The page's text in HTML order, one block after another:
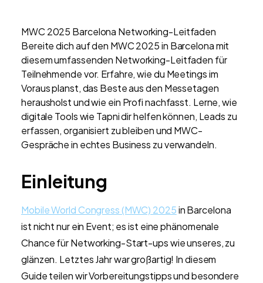
MWC 2025 Barcelona Networking-Leitfaden
Bereite dich auf den MWC 2025 in Barcelona mit
diesem umfassenden Networking-Leitfaden für
Teilnehmende vor. Erfahre, wie du Meetings im
Voraus planst, das Beste aus den Messetagen
herausholst und wie ein Profi nachfasst. Lerne, wie
digitale Tools wie Tapni dir helfen können, Leads zu
erfassen, organisiert zu bleiben und MWC-
Gespräche in echtes Business zu verwandeln.
Einleitung
Mobile World Congress (MWC) 2025in Barcelona
ist nicht nur ein Event; es ist eine phänomenale
Chance für Networking-Start-ups wie unseres, zu
glänzen. Letztes Jahr war großartig! In diesem
Guide teilen wir Vorbereitungstipps und besondere